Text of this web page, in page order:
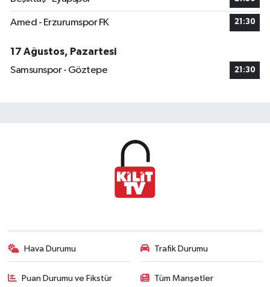
Amed - Erzurumspor FK 21:30
17 Ağustos, Pazartesi
Samsunspor - Göztepe
21:30
Hava Durumu Trafik Durumu
Puan Durumu ve Fikstür Tüm Manşetler